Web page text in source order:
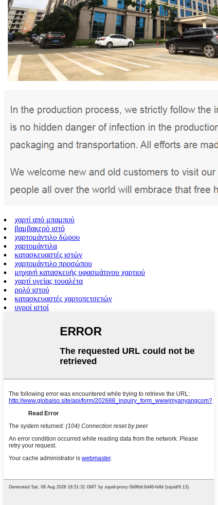
χαρτί από μπαμπού
βαμβακερό ιστό
χαρτομάντιλο δώρου
χαρτομάντιλα
κατασκευαστές ιστών
χαρτομάντιλο προσώπου
μηχανή κατασκευής υφασμάτινου χαρτιού
χαρτί υγείας τουαλέτα
ρολό ιστού
κατασκευαστές χαρτοπετσετών
υγροί ιστοί